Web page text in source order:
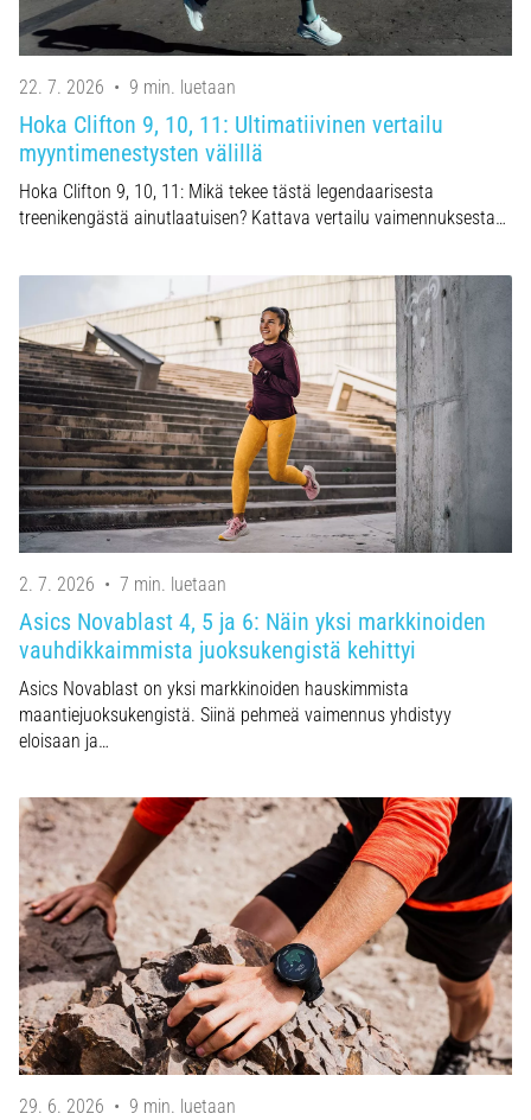
22. 7. 2026 • 9 min. luetaan
Hoka Clifton 9, 10, 11: Ultimatiivinen vertailu
myyntimenestysten välillä
Hoka Clifton 9, 10, 11: Mikä tekee tästä legendaarisesta
treenikengästä ainutlaatuisen? Kattava vertailu vaimennuksesta…
2. 7. 2026 • 7 min. luetaan
Asics Novablast 4, 5 ja 6: Näin yksi markkinoiden
vauhdikkaimmista juoksukengistä kehittyi
Asics Novablast on yksi markkinoiden hauskimmista
maantiejuoksukengistä. Siinä pehmeä vaimennus yhdistyy
eloisaan ja…
29. 6. 2026 • 9 min. luetaan